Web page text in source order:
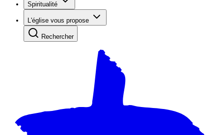
Spiritualité
L'église vous propose
Rechercher